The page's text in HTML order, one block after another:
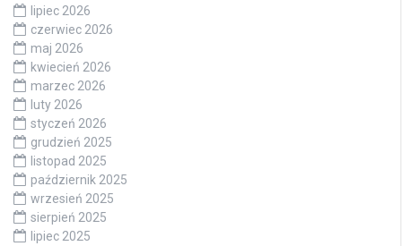
lipiec 2026
czerwiec 2026
maj 2026
kwiecień 2026
marzec 2026
luty 2026
styczeń 2026
grudzień 2025
listopad 2025
październik 2025
wrzesień 2025
sierpień 2025
lipiec 2025